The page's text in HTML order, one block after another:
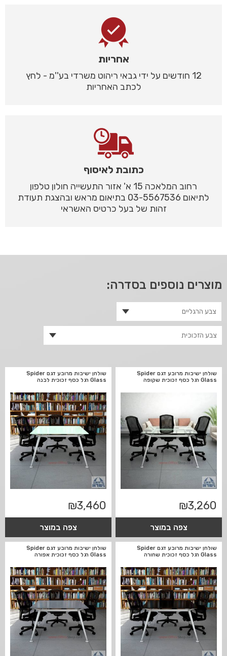
אחריות
12 חודשים על ידי גבאי ריהוט משרדי בע''מ - לחץ
לכתב האחריות
כתובת לאיסוף
רחוב המלאכה 15 א' אזור התעשייה חולון טלפון
לתיאום 03-5567536 בתיאום מראש ובהצגת תעודת
זהות של בעל כרטיס האשראי
מוצרים נוספים בסדרה:
שולחן ישיבות מרובע דגם Spider
Glass רגל כסף זכוכית שקופה
₪3,260
צפה במוצר
שולחן ישיבות מרובע דגם Spider
Glass רגל כסף זכוכית לבנה
₪3,460
צפה במוצר
שולחן ישיבות מרובע דגם Spider
Glass רגל כסף זכוכית שחורה
שולחן ישיבות מרובע דגם Spider
Glass רגל כסף זכוכית אפורה